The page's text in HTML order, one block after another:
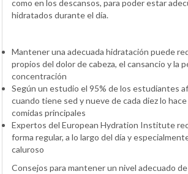
como en los descansos, para poder estar
hidratados durante el día.
Mantener una adecuada hidratación puede
propios del dolor de cabeza, el cansancio y la
concentración
Según un estudio el 95% de los estudiantes
cuando tiene sed y nueve de cada diez lo
comidas principales
Expertos del European Hydration Institute
forma regular, a lo largo del día y
caluroso
Consejos para mantener un nivel adecuado